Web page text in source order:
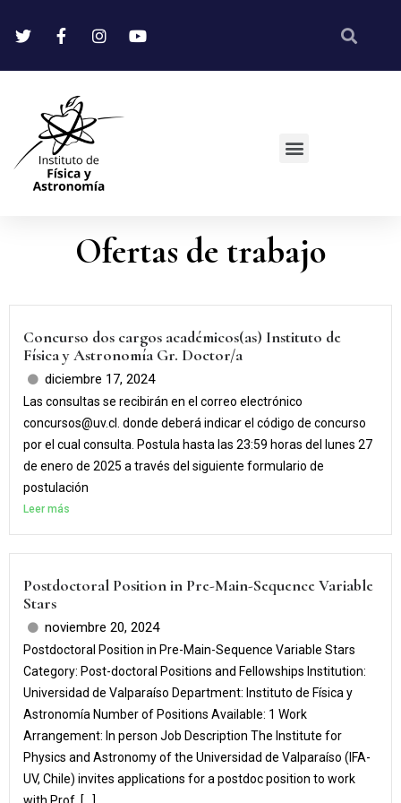
Ofertas de trabajo
Concurso dos cargos académicos(as) Instituto de
Física y Astronomía Gr. Doctor/a
diciembre 17, 2024
Las consultas se recibirán en el correo electrónico
concursos@uv.cl. donde deberá indicar el código de concurso
por el cual consulta. Postula hasta las 23:59 horas del lunes 27
de enero de 2025 a través del siguiente formulario de
postulación
Leer más
Postdoctoral Position in Pre-Main-Sequence Variable
Stars
noviembre 20, 2024
Postdoctoral Position in Pre-Main-Sequence Variable Stars
Category: Post-doctoral Positions and Fellowships Institution:
Universidad de Valparaíso Department: Instituto de Física y
Astronomía Number of Positions Available: 1 Work
Arrangement: In person Job Description The Institute for
Physics and Astronomy of the Universidad de Valparaíso (IFA-
UV, Chile) invites applications for a postdoc position to work